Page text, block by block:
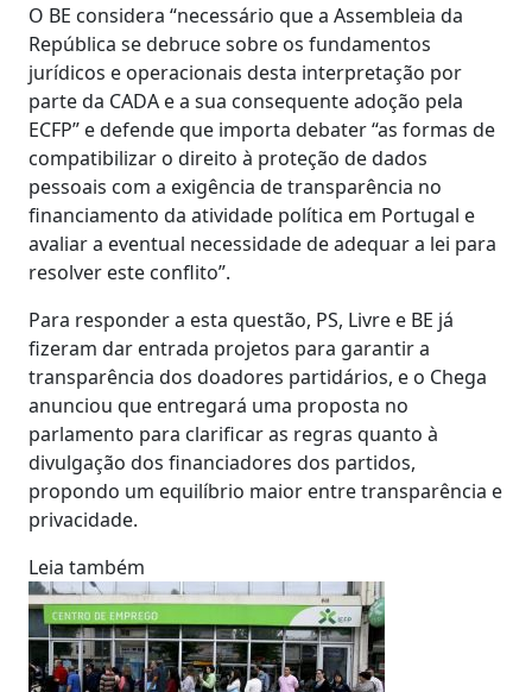
O BE considera “necessário que a Assembleia da
República se debruce sobre os fundamentos
jurídicos e operacionais desta interpretação por
parte da CADA e a sua consequente adoção pela
ECFP” e defende que importa debater “as formas de
compatibilizar o direito à proteção de dados
pessoais com a exigência de transparência no
financiamento da atividade política em Portugal e
avaliar a eventual necessidade de adequar a lei para
resolver este conflito”.
Para responder a esta questão, PS, Livre e BE já
fizeram dar entrada projetos para garantir a
transparência dos doadores partidários, e o Chega
anunciou que entregará uma proposta no
parlamento para clarificar as regras quanto à
divulgação dos financiadores dos partidos,
propondo um equilíbrio maior entre transparência e
privacidade.
Leia também